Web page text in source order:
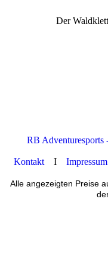
Der
RB Adventuresports
KontaktI Impressum
Alle angezeigten Preise